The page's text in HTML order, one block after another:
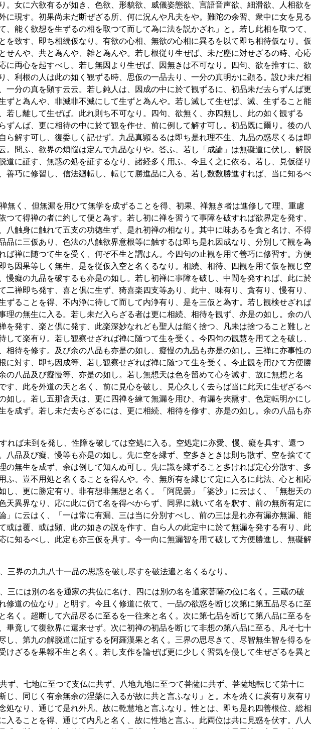
女に六欲有るが如き、色欲、形貌欲、威儀姿態欲、言語音声欲、細滑欲、人相欲を
現す。初果尚未だ断ぜざる所、何に況んや凡夫をや。難陀の余習、衆中に女を見る
能く欲想を生ずるの相を取つて而して為に法を説かざれ」と。若し此相を取つて、
致す、即ち相続仮なり。有欲の心相、無欲の心相に異るを以て即ち相待仮なり。仮
んや、共と為んや、雑と為んや。若し根従り生ぜば、未だ塵に対せざるの時、心応
両心を起すべし。若し無因より生ぜば、因無きは不可なり。四句、欲を推すに、欲
利根の人は此の如く観ずる時、思仮の一品去り、一分の真明かに顕る。設ひ未だ相
分の真を顕す云云。若し鈍人は、因成の中に於て観ずるに、初品未だ去らずんば更
と為んや、非滅非不滅にして生ずと為んや。若し滅して生ぜば、滅、生ずること能
し離して生ぜば。此れ則ち不可なり。四句、欲無く、亦四無し、此の如く観ずる
んば、更に相待の中に於て観を作せ、前に例して解す可し。初品既に爾り。後の八
解す可し、復委しく記せず。九品真顕るるは即ち是れ理不生、九品の惑尽くるは即
問ふ、欲界の煩悩は定んで九品なりや。答ふ、若し「成論」は無礙道に伏し、解脱
に証す、無惑の処を証するなり、諸経多く用ふ、今且く之に依る。若し、見仮従り
巧に修習し、信法廻転し、転じて勝進品に入る、若し数数勝進すれば、当に知るべ
く、但無漏を用ひて無学を成ずることを得、初果、禅無き者は進修して理、重慮
て得禅の者に約して便と為す。若し初に禅を習うて事障を破すれば欲界定を発す、
触身に触れて五支の功徳生ず、是れ初禅の相なり。其中に味あるを貪と名け、不得
に三仮あり、色法の八触欲界意根等に触するは即ち是れ因成なり、分別して観を為
禅に随つて生を受く、何ぞ不生と謂はん。今四句の止観を用て善巧に修習す。方便
因果等しく無生、是を従仮入空と名くるなり。相続、相待、四観を用て仮を観じ空
癡の九品を破するも亦是の如し。若し初禅に事障を破し、中間を発すれば、此に於
禅即ち発す、喜と倶に生ず、猗喜楽四支等あり、此中、味有り、貪有り、慢有り、
ることを得、不内浄に待して而して内浄有り、是を三仮と為す。若し観検せざれば
の無生に入る。若し未だ入らざる者は更に相続、相待を観ず、亦是の如し。余の八
発す、楽と倶に発す、此楽深妙なれども聖人は能く捨つ、凡未は捨つること難しと
て楽有り。若し観察せざれば禅に随つて生を受く。今四句の観慧を用て之を破し、
待を修す。及び余の八品も亦是の如し、癡慢の九品も亦是の如し。三禅に亦事性の
対す、即ち因成等、若し観察せざれば禅に随つて生を受く。今止観を用ひて方便勝
八品及び癡慢等、亦是の如し。若し無想天は色を留めて心を滅す、故に無想と名
、此を外道の天と名く、前に見心を破し、見心久しく去らば当に此天に生ぜざるべ
し。若し五那含天は、更に四禅を練て無漏を用ひ、有漏を夾熏す、色定転明かにし
成ず。若し未だ去らざるには、更に相続、相待を修す、亦是の如し。余の八品も亦
ば未到を発し、性障を破しては空処に入る。空処定に亦愛、慢、癡を具す、還つ
品及び癡、慢等も亦是の如し。先に空を縁ず、空多きときは則ち散ず、空を捨てて
無生を成ず、余は例して知んぬ可し。先に識を縁ずること多ければ定心分散す、多
、豈不用処と名くることを得んや。今、無所有を縁じて定に入るに此法、心と相応
、更に勝定有り。非有想非無想と名く。「阿毘曇」「婆沙」に云はく、「無想天の
異界なり、応に此に仍て名を得べからず、同界に就いて名を釈す、前の無所有定に
に云はく、「一は常に有漏、三は当に分別すべし、前の三は是れ亦有漏亦無漏、能
は覆、或は顕、此の如きの説を作す、自ら人の此定中に於て無漏を発する有り、此
知るべし、此定も亦三仮を具す。今一向に無漏智を用て破して方便勝進し、無礙解
界の九九八十一品の思惑を破し尽すを破法遍と名くるなり。
には別の名を通家の共位に名け、四には別の名を通家菩薩の位に名く。三蔵の破
道の位なり」と明す。今且く修道に依て、一品の欲惑を断じ次第に第五品尽るに至
く。超断して六品尽るに至るを一往来と名く。次に第七品を断じて第八品に至るを
竟して復欲界に還来せず。次に初禅の初品を断じて非想の第八品に至る、凡そ七十
、第九の解脱道に証するを阿羅漢果と名く。三界の思尽きて、尽智無生智を得るを
ざるを果報不生と名く。若し支作を論ぜば更に少しく習気を侵して生ぜざるを異と
、七地に至つて支仏に共ず、八地九地に至つて菩薩に共ず、菩薩地転じて第十に
、同じく有余無余の涅槃に入るが故に共と言ふなり」と。木を焼くに炭有り灰有り
なり、通じて是れ外凡、故に乾慧地と言ふなり。性とは、即ち是れ四善根位、総相
ることを得、通じて内凡と名く、故に性地と言ふ。此両位は共に見惑を伏す。八人